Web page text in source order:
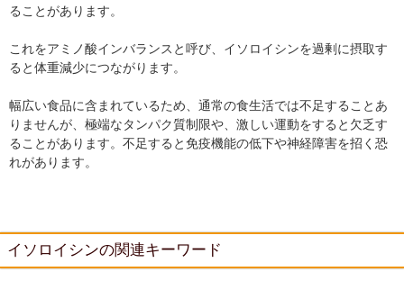
ることがあります。
これをアミノ酸インバランスと呼び、イソロイシンを過剰に摂取す
ると体重減少につながります。
幅広い食品に含まれているため、通常の食生活では不足することあ
りませんが、極端なタンパク質制限や、激しい運動をすると欠乏す
ることがあります。不足すると免疫機能の低下や神経障害を招く恐
れがあります。
イソロイシンの関連キーワード